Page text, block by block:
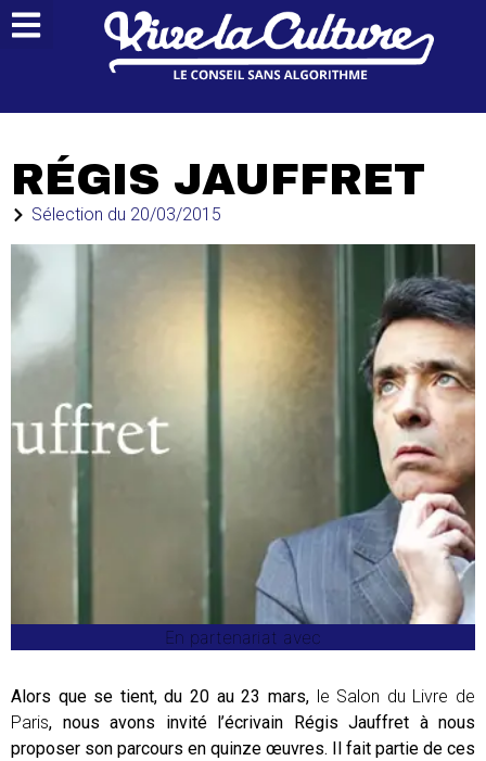
RÉGIS JAUFFRET
Sélection du 20/03/2015
En partenariat avec
Alors que se tient, du 20 au 23 mars, le Salon du Livre de
Paris, nous avons invité l’écrivain Régis Jauffret à nous
proposer son parcours en quinze œuvres. Il fait partie de ces